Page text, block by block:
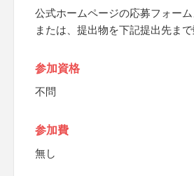
公式ホームページの応募フォー
または、提出物を下記提出先ま
参加資格
不問
参加費
無し